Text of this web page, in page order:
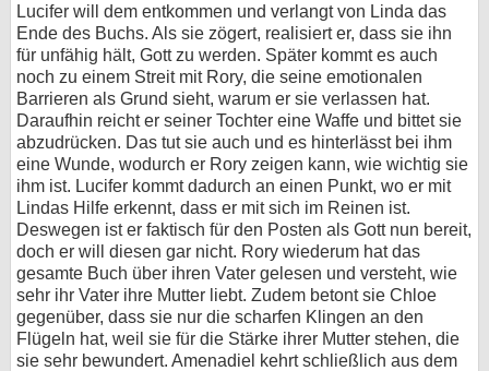
Lucifer will dem entkommen und verlangt von Linda das
Ende des Buchs. Als sie zögert, realisiert er, dass sie ihn
für unfähig hält, Gott zu werden. Später kommt es auch
noch zu einem Streit mit Rory, die seine emotionalen
Barrieren als Grund sieht, warum er sie verlassen hat.
Daraufhin reicht er seiner Tochter eine Waffe und bittet sie
abzudrücken. Das tut sie auch und es hinterlässt bei ihm
eine Wunde, wodurch er Rory zeigen kann, wie wichtig sie
ihm ist. Lucifer kommt dadurch an einen Punkt, wo er mit
Lindas Hilfe erkennt, dass er mit sich im Reinen ist.
Deswegen ist er faktisch für den Posten als Gott nun bereit,
doch er will diesen gar nicht. Rory wiederum hat das
gesamte Buch über ihren Vater gelesen und versteht, wie
sehr ihr Vater ihre Mutter liebt. Zudem betont sie Chloe
gegenüber, dass sie nur die scharfen Klingen an den
Flügeln hat, weil sie für die Stärke ihrer Mutter stehen, die
sie sehr bewundert. Amenadiel kehrt schließlich aus dem